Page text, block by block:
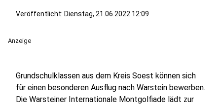
Veröffentlicht: Dienstag, 21.06.2022 12:09
Anzeige
Grundschulklassen aus dem Kreis Soest können sich
für einen besonderen Ausflug nach Warstein bewerben.
Die Warsteiner Internationale Montgolfiade lädt zur